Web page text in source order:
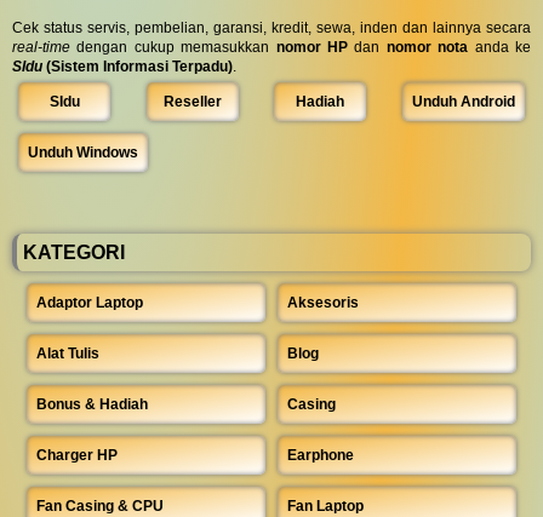
Cek status servis, pembelian, garansi, kredit, sewa, inden dan lainnya secara
real-time dengan cukup memasukkan nomor HP dan nomor nota anda ke
SIdu (Sistem Informasi Terpadu).
SIdu Reseller Hadiah Unduh Android
Unduh Windows
KATEGORI
Adaptor Laptop Aksesoris
Alat Tulis Blog
Bonus & Hadiah Casing
Charger HP Earphone
Fan Casing & CPU Fan Laptop